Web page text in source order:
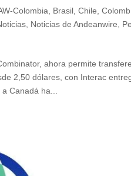
Colombia Brasil ,Chile ,
Noticias de Andeanwire
ahora permite
2,50 dólares, con Interac
ha...